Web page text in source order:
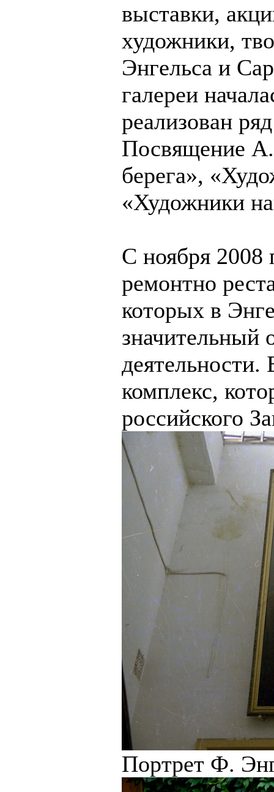
выставки,
художники,
Энгельса и
галереи
реализован
Посвящение
берега»,
«Художники
С ноября 2008
ремонтно
которых в
значительный
комплекс,
российского
Портрет Ф.